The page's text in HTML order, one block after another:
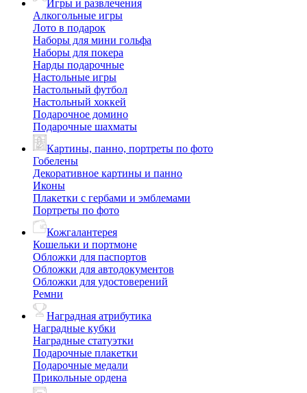
Игры и развлечения
Алкогольные игры
Лото в подарок
Наборы для мини гольфа
Наборы для покера
Нарды подарочные
Настольные игры
Настольный футбол
Настольный хоккей
Подарочное домино
Подарочные шахматы
Картины, панно, портреты по фото
Гобелены
Декоративное картины и панно
Иконы
Плакетки с гербами и эмблемами
Портреты по фото
Кожгалантерея
Кошельки и портмоне
Обложки для паспортов
Обложки для автодокументов
Обложки для удостоверений
Ремни
Наградная атрибутика
Наградные кубки
Наградные статуэтки
Подарочные плакетки
Подарочные медали
Прикольные ордена